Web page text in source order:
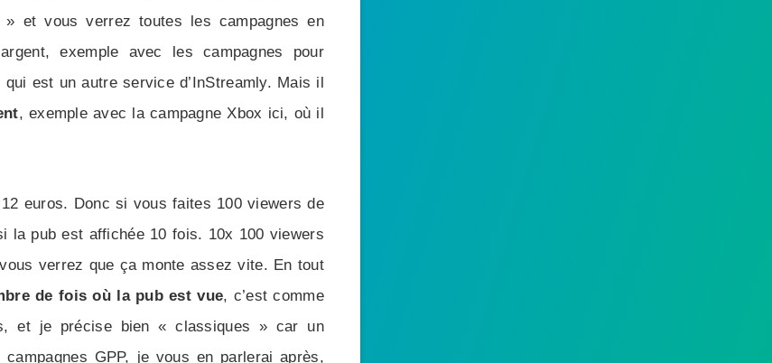
» et vous verrez toutes les campagnes en
exemple avec les campagnes pour
est un autre service d’InStreamly. Mais il
, exemple avec la campagne Xbox ici, où il
euros. Donc si vous faites 100 viewers de
la pub est affichée 10 fois. 10x 100 viewers
verrez que ça monte assez vite. En tout
de fois où la pub est vue, c’est comme
et je précise bien « classiques » car un
GPP, je vous en parlerai après,